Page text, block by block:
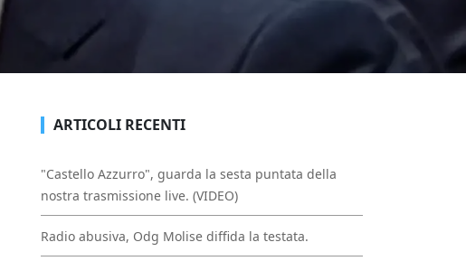
ARTICOLI RECENTI
"Castello Azzurro", guarda la sesta puntata della
nostra trasmissione live. (VIDEO)
Radio abusiva, Odg Molise diffida la testata.